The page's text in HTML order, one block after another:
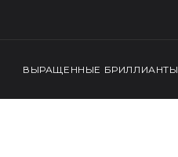
ВЫРАЩЕННЫЕ БРИЛЛИАНТЫ